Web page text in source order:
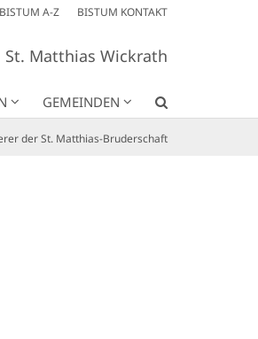
BISTUM A-Z BISTUM KONTAKT
St. Matthias Wickrath
GEMEINDEN
der St. Matthias-Bruderschaft